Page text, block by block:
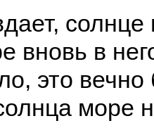
солнце
в
это вечно
море